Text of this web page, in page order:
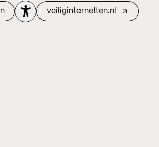
veiliginternetten.nl